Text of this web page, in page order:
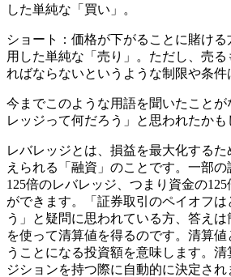
した単純な「買い」。
ショート：価格が下がることに賭ける
用した単純な「売り」。ただし、売
ればならないというような制限や条件
今までこのような用語を聞いたこと
レッジって何だろう」と思われたかも
レバレッジとは、損益を最大化する
えられる「融資」のことです。一部
125倍のレバレッジ、つまり資金の
ができます。「証券取引のペイオフ
う」と疑問に思われている方、答え
を使って清算値を得るのです。清算
うことになる投資額を意味します。
ジションを持つ際に自動的に決定され